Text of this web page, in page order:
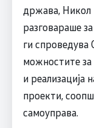
држава, Никол
разговараше
ги спроведува
можностите
и реализација
проекти,
самоуправа.